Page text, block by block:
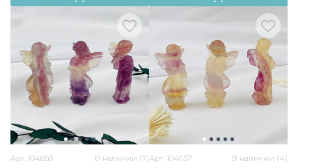
Раухтопаз Родонит Розовый кварц
Розовый кварц
(Мадагаскар)
Самоцветы
Арт. 104658 В наличии (7)Арт. 104657 В наличии (4)